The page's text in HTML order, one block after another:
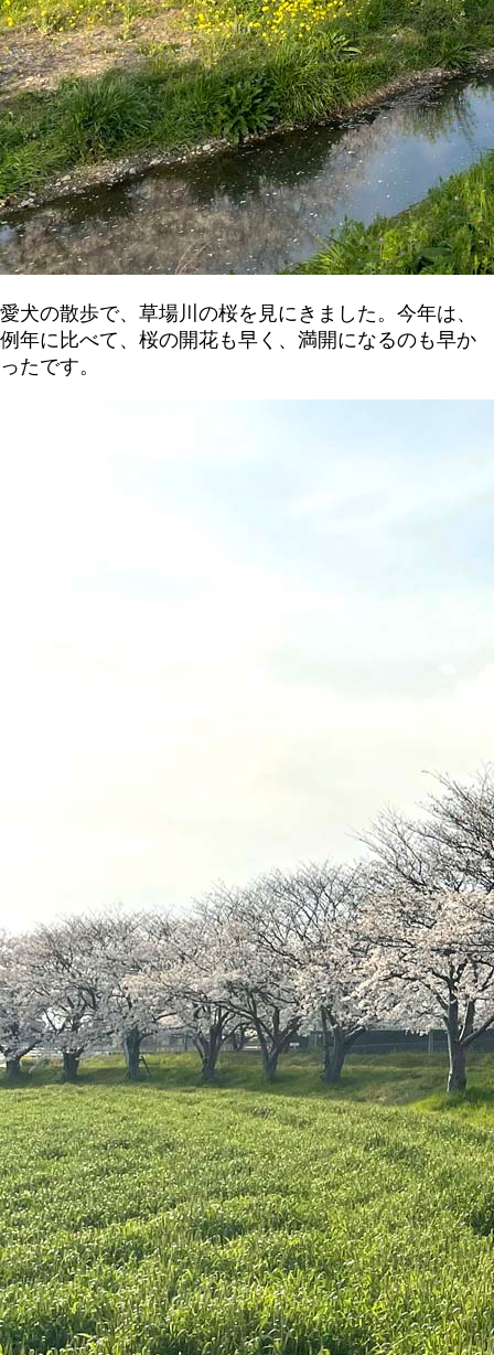
愛犬の散歩で、草場川の桜を見にきました。今年は、
例年に比べて、桜の開花も早く、満開になるのも早か
ったです。